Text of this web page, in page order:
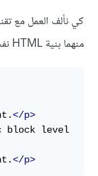
كي نألف العمل مع
منهما بنية HTML نفسها (ترويسة تليها ثلاثة فقرات نصية) كالتالي:
</p>
block level
</p>